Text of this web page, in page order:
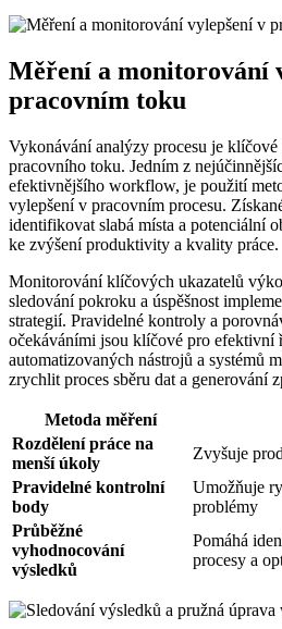
Měření a monitorování
pracovním toku
Vykonávání analýzy procesu je
pracovního toku. Jedním z
efektivnějšího workflow, je použití
vylepšení v pracovním procesu.
identifikovat slabá místa a potenciální
ke zvýšení produktivity a kvality práce.
Monitorování klíčových ukazatelů
sledování pokroku a úspěšnost
strategií. Pravidelné kontroly a
očekáváními jsou klíčové pro
automatizovaných nástrojů a systémů
zrychlit proces sběru dat a generování
Metoda měření
Rozdělení práce na
menší úkoly
Zvyšuje
Pravidelné kontrolní
body
Umožňuje
problémy
Průběžné
vyhodnocování
výsledků
Pomáhá
procesy a